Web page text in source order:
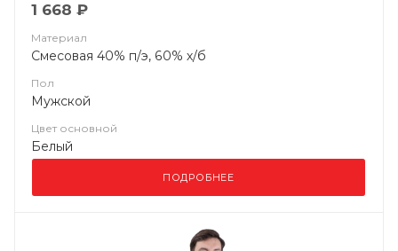
1 668 ₽
Материал
Смесовая 40% п/э, 60% х/б
Пол
Мужской
Цвет основной
Белый
ПОДРОБНЕЕ